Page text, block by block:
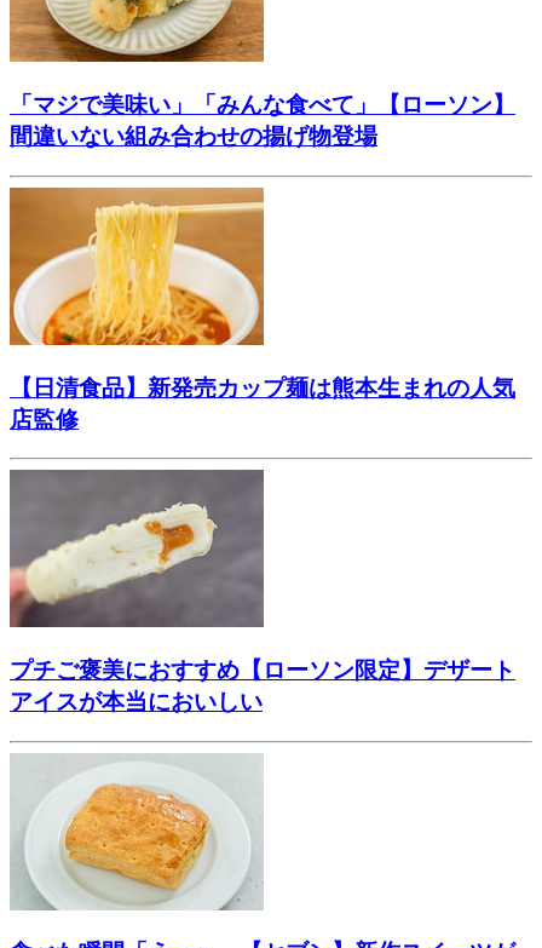
「マジで美味い」「みんな食べて」【ローソン】
間違いない組み合わせの揚げ物登場
【日清食品】新発売カップ麺は熊本生まれの人気
店監修
プチご褒美におすすめ【ローソン限定】デザート
アイスが本当においしい